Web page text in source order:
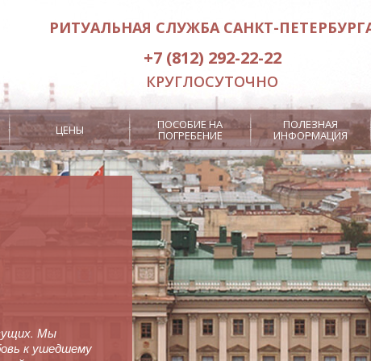
РИТУАЛЬНАЯ СЛУЖБА САНКТ-
+7 (812) 292-22-22
КРУГЛОСУТОЧНО
гроба
Заказ ритуального лифта
Кремация
Место на кладбище
Посмертная маска
Отпевание
3000
RITUAL.RU
Похороны
Интерактивный
ЦЕНЫ ПОСОБИЕ НА
ПОГРЕБЕНИЕ
ПОЛЕЗНАЯ
ИНФОРМАЦИЯ
Мы
к ушедшему